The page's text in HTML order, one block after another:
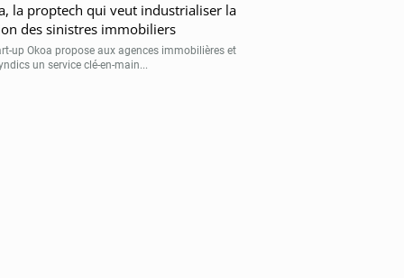
la proptech qui veut industrialiser la
des sinistres immobiliers
up Okoa propose aux agences immobilières et
un service clé-en-main...